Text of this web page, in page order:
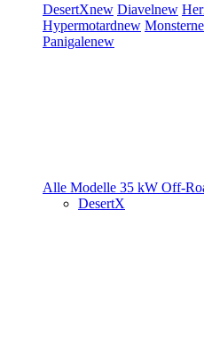
DesertXnew Diavelnew
Hypermotardnew Monster
Panigalenew
Alle Modelle 35 kW Off-
DesertX